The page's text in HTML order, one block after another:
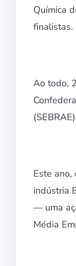
Química
finalistas.
Ao todo,
Este
indústria
— uma
Média